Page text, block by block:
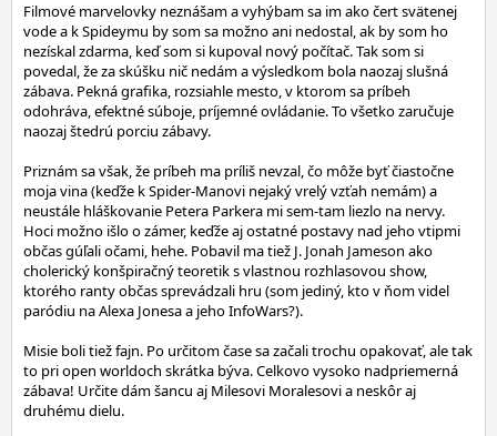
Filmové marvelovky neznášam a vyhýbam sa im ako čert svätenej
vode a k Spideymu by som sa možno ani nedostal, ak by som ho
nezískal zdarma, keď som si kupoval nový počítač. Tak som si
povedal, že za skúšku nič nedám a výsledkom bola naozaj slušná
zábava. Pekná grafika, rozsiahle mesto, v ktorom sa príbeh
odohráva, efektné súboje, príjemné ovládanie. To všetko zaručuje
naozaj štedrú porciu zábavy.
Priznám sa však, že príbeh ma príliš nevzal, čo môže byť čiastočne
moja vina (keďže k Spider-Manovi nejaký vrelý vzťah nemám) a
neustále hláškovanie Petera Parkera mi sem-tam liezlo na nervy.
Hoci možno išlo o zámer, keďže aj ostatné postavy nad jeho vtipmi
občas gúľali očami, hehe. Pobavil ma tiež J. Jonah Jameson ako
cholerický konšpiračný teoretik s vlastnou rozhlasovou show,
ktorého ranty občas sprevádzali hru (som jediný, kto v ňom videl
paródiu na Alexa Jonesa a jeho InfoWars?).
Misie boli tiež fajn. Po určitom čase sa začali trochu opakovať, ale tak
to pri open worldoch skrátka býva. Celkovo vysoko nadpriemerná
zábava! Určite dám šancu aj Milesovi Moralesovi a neskôr aj
druhému dielu.